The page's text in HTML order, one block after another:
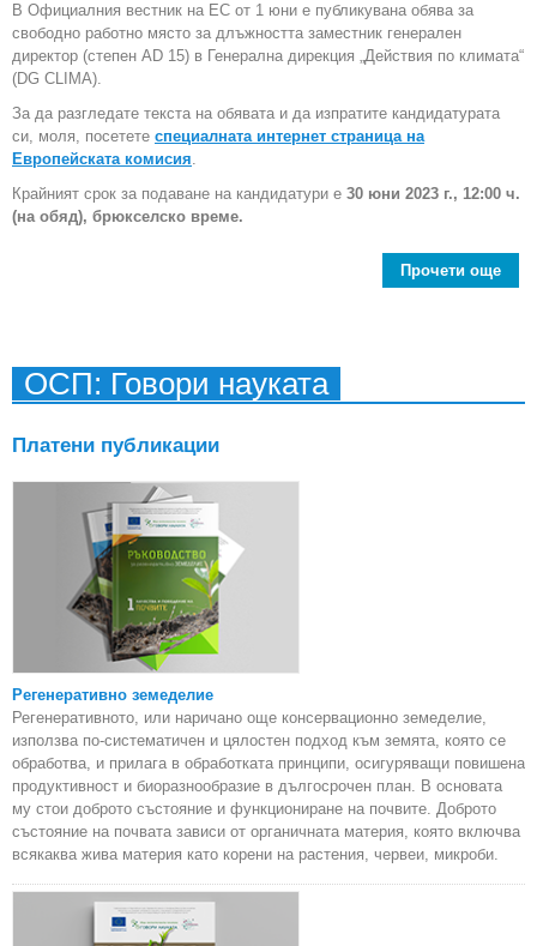
В Официалния вестник на ЕС от 1 юни e публикувана обява за
свободно работно място за длъжността заместник генерален
директор (степен AD 15) в Генерална дирекция „Действия по климата“
(DG CLIMA).
За да разгледате текста на обявата и да изпратите кандидатурата
си, моля, посетете специалната интернет страница на
Европейската комисия.
Крайният срок за подаване на кандидатури е 30 юни 2023 г., 12:00 ч.
(на обяд), брюкселско време.
Прочети още
ОСП: Говори науката
Платени публикации
Регенеративно земеделие
Регенеративното, или наричано още консервационно земеделие,
използва по-систематичен и цялостен подход към земята, която се
обработва, и прилага в обработката принципи, осигуряващи повишена
продуктивност и биоразнообразие в дългосрочен план. В основата
му стои доброто състояние и функциониране на почвите. Доброто
състояние на почвата зависи от органичната материя, която включва
всякаква жива материя като корени на растения, червеи, микроби.